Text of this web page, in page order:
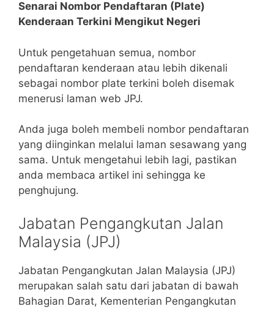
Senarai Nombor Pendaftaran (Plate)
Kenderaan Terkini Mengikut Negeri
Untuk pengetahuan semua, nombor
pendaftaran kenderaan atau lebih dikenali
sebagai nombor plate terkini boleh disemak
menerusi laman web JPJ.
Anda juga boleh membeli nombor pendaftaran
yang diinginkan melalui laman sesawang yang
sama. Untuk mengetahui lebih lagi, pastikan
anda membaca artikel ini sehingga ke
penghujung.
Jabatan Pengangkutan Jalan
Malaysia (JPJ)
Jabatan Pengangkutan Jalan Malaysia (JPJ)
merupakan salah satu dari jabatan di bawah
Bahagian Darat, Kementerian Pengangkutan